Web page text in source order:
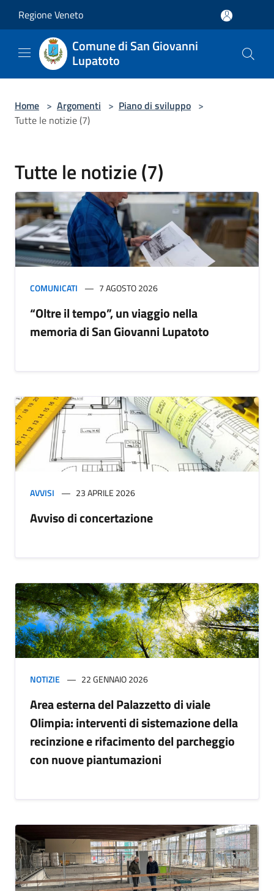
Regione Veneto
Comune di San Giovanni
Lupatoto
Home > Argomenti > Piano di sviluppo >
Tutte le notizie (7)
Tutte le notizie (7)
COMUNICATI 7 AGOSTO 2026
“Oltre il tempo”, un viaggio nella
memoria di San Giovanni Lupatoto
AVVISI 23 APRILE 2026
Avviso di concertazione
NOTIZIE 22 GENNAIO 2026
Area esterna del Palazzetto di viale
Olimpia: interventi di sistemazione della
recinzione e rifacimento del parcheggio
con nuove piantumazioni